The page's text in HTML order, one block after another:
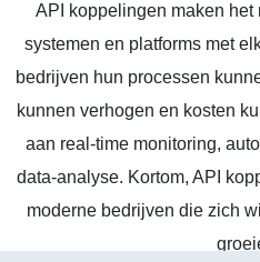
API koppelingen maken
systemen en platforms met
bedrijven hun processen
kunnen verhogen en kosten
aan real-time monitoring,
data-analyse. Kortom, API
moderne bedrijven die zich